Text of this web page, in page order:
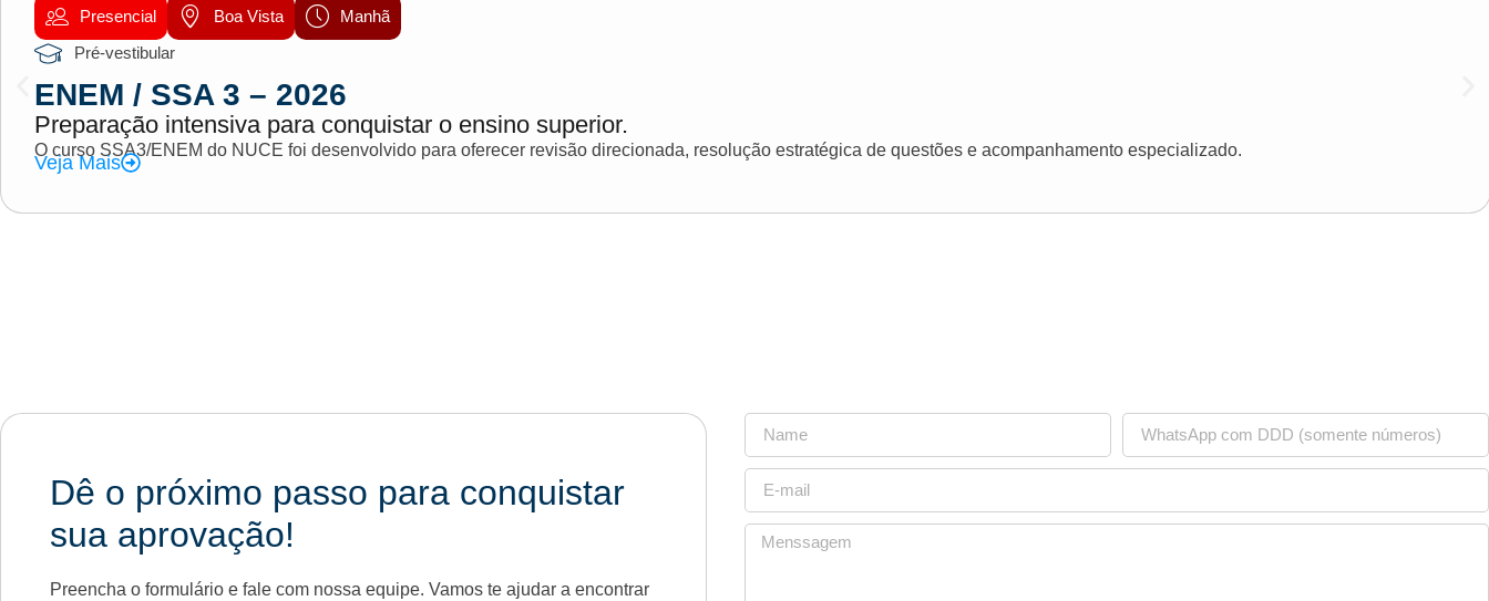
Presencial Boa Vista
Manhã
Pré-vestibular
ENEM / SSA 3 – 2026
Preparação intensiva para conquistar o ensino superior.
O curso SSA3/ENEM do NUCE foi desenvolvido para oferecer revisão direcionada, resolução estratégica de questões e acompanhamento especializado.
Veja Mais
Dê o próximo passo para conquistar
sua aprovação!
Preencha o formulário e fale com nossa equipe. Vamos te ajudar a encontrar